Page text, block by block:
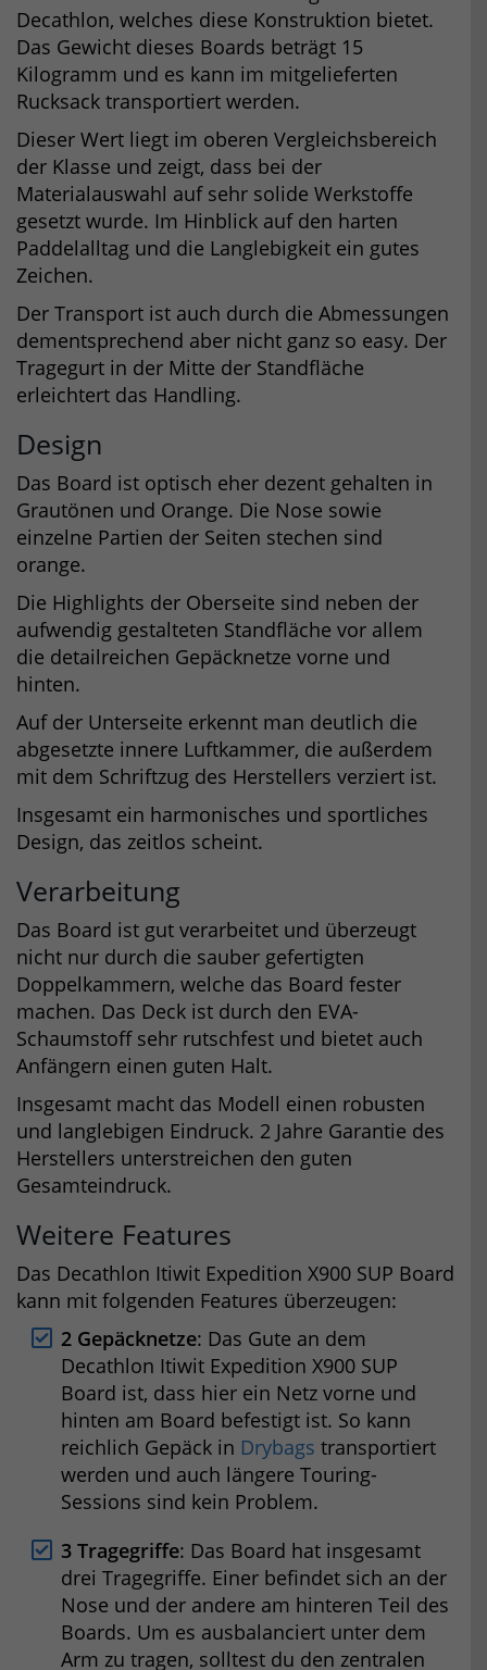
Decathlon, welches diese Konstruktion bietet.
Das Gewicht dieses Boards beträgt 15
Kilogramm und es kann im mitgelieferten
Rucksack transportiert werden.
Dieser Wert liegt im oberen Vergleichsbereich
der Klasse und zeigt, dass bei der
Materialauswahl auf sehr solide Werkstoffe
gesetzt wurde. Im Hinblick auf den harten
Paddelalltag und die Langlebigkeit ein gutes
Zeichen.
Der Transport ist auch durch die Abmessungen
dementsprechend aber nicht ganz so easy. Der
Tragegurt in der Mitte der Standfläche
erleichtert das Handling.
Design
Das Board ist optisch eher dezent gehalten in
Grautönen und Orange. Die Nose sowie
einzelne Partien der Seiten stechen sind
orange.
Die Highlights der Oberseite sind neben der
aufwendig gestalteten Standfläche vor allem
die detailreichen Gepäcknetze vorne und
hinten.
Auf der Unterseite erkennt man deutlich die
abgesetzte innere Luftkammer, die außerdem
mit dem Schriftzug des Herstellers verziert ist.
Insgesamt ein harmonisches und sportliches
Design, das zeitlos scheint.
Verarbeitung
Das Board ist gut verarbeitet und überzeugt
nicht nur durch die sauber gefertigten
Doppelkammern, welche das Board fester
machen. Das Deck ist durch den EVA-
Schaumstoff sehr rutschfest und bietet auch
Anfängern einen guten Halt.
Insgesamt macht das Modell einen robusten
und langlebigen Eindruck. 2 Jahre Garantie des
Herstellers unterstreichen den guten
Gesamteindruck.
Weitere Features
Das Decathlon Itiwit Expedition X900 SUP Board
kann mit folgenden Features überzeugen:
2 Gepäcknetze: Das Gute an dem
Decathlon Itiwit Expedition X900 SUP
Board ist, dass hier ein Netz vorne und
hinten am Board befestigt ist. So kann
reichlich Gepäck in Drybags transportiert
werden und auch längere Touring-
Sessions sind kein Problem.
3 Tragegriffe: Das Board hat insgesamt
drei Tragegriffe. Einer befindet sich an der
Nose und der andere am hinteren Teil des
Boards. Um es ausbalanciert unter dem
Arm zu tragen, solltest du den zentralen